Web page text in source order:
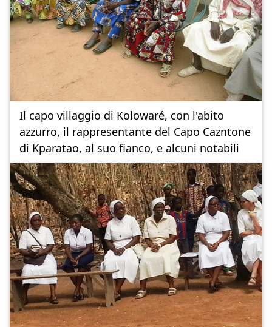
Il capo villaggio di Kolowaré, con l'abito
azzurro, il rappresentante del Capo Cazntone
di Kparatao, al suo fianco, e alcuni notabili